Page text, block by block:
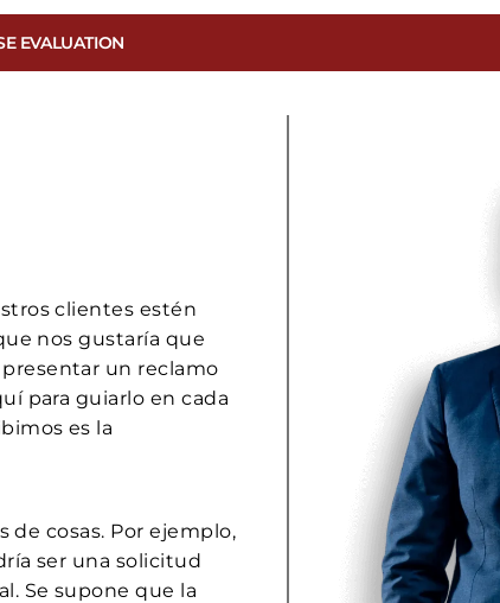
EVALUATION
clientes estén
nos gustaría que
un reclamo
para guiarlo en cada
es la
cosas. Por ejemplo,
ser una solicitud
Se supone que la